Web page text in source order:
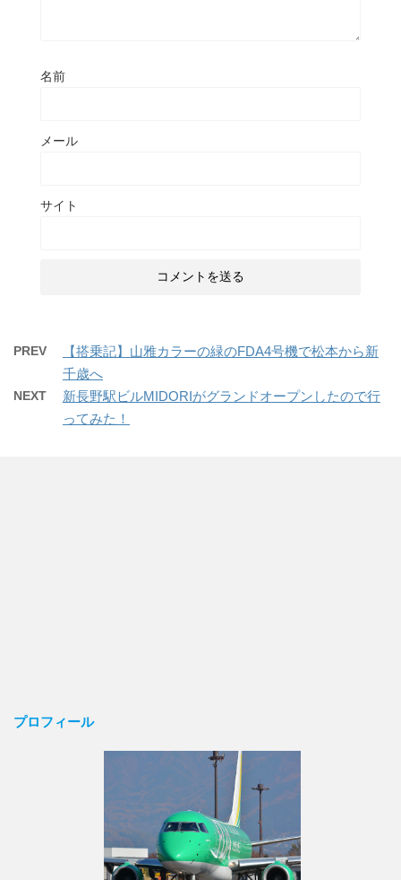
名前
メール
サイト
PREV
【搭乗記】山雅カラーの緑のFDA4号機で松本から新
千歳へ
NEXT
新長野駅ビルMIDORIがグランドオープンしたので行
ってみた！
プロフィール